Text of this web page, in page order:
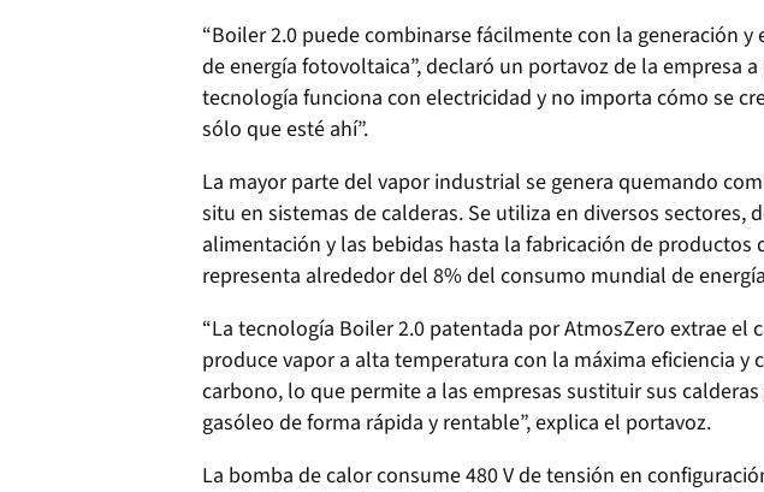
“Boiler 2.0 puede combinarse fácilmente con la generación
de energía fotovoltaica”, declaró un portavoz de la empresa a
tecnología funciona con electricidad y no importa cómo se
sólo que esté ahí”.
La mayor parte del vapor industrial se genera quemando
situ en sistemas de calderas. Se utiliza en diversos sectores,
alimentación y las bebidas hasta la fabricación de productos
representa alrededor del 8% del consumo mundial de
“La tecnología Boiler 2.0 patentada por AtmosZero extrae el
produce vapor a alta temperatura con la máxima eficiencia y
carbono, lo que permite a las empresas sustituir sus
gasóleo de forma rápida y rentable”, explica el portavoz.
La bomba de calor consume 480 V de tensión en